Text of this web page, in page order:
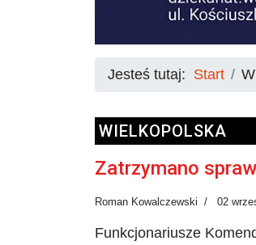
Jesteś tutaj: Start
WIELKOPOLSKA
Zatrzymano
Roman Kowalczewski 02
Funkcjonariusze